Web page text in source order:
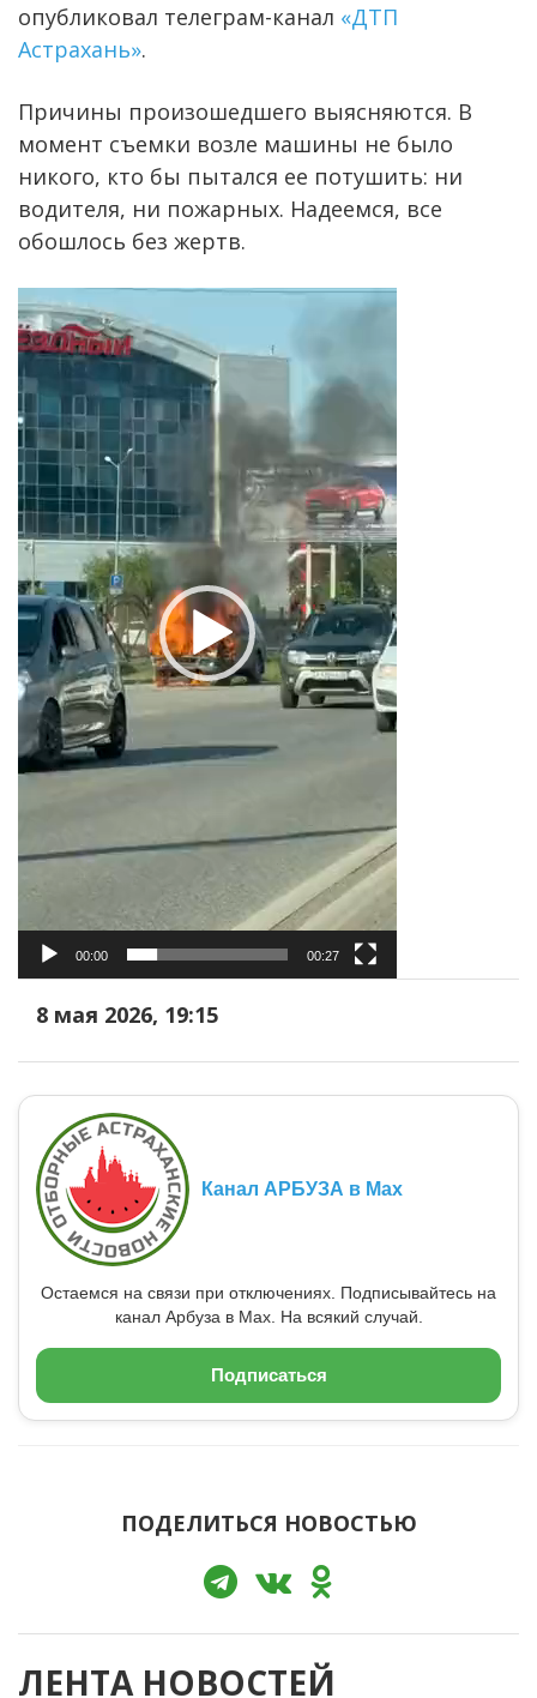
опубликовал телеграм-канал «ДТП
Астрахань».
Причины произошедшего выясняются. В
момент съемки возле машины не было
никого, кто бы пытался ее потушить: ни
водителя, ни пожарных. Надеемся, все
обошлось без жертв.
Видеоплеер
00:00 00:27
8 мая 2026, 19:15
Канал АРБУЗА в Max
Остаемся на связи при отключениях. Подписывайтесь на
канал Арбуза в Max. На всякий случай.
Подписаться
ПОДЕЛИТЬСЯ НОВОСТЬЮ
ЛЕНТА НОВОСТЕЙ